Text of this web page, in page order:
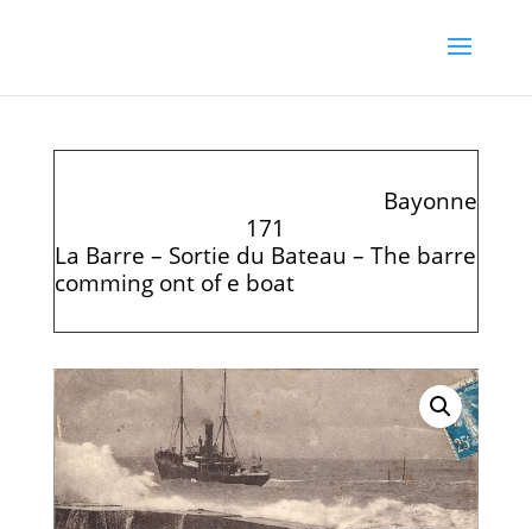
Bayonne
171
La Barre – Sortie du Bateau – The barre
comming ont of e boat